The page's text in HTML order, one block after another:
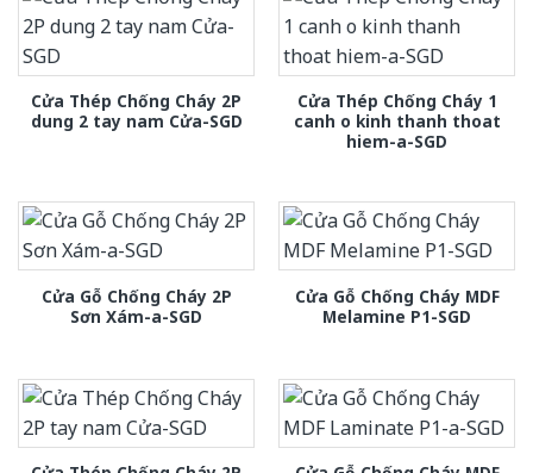
Cửa Thép Chống Cháy 2P
dung 2 tay nam Cửa-SGD
Cửa Thép Chống Cháy 1
canh o kinh thanh thoat
hiem-a-SGD
Cửa Gỗ Chống Cháy 2P
Sơn Xám-a-SGD
Cửa Gỗ Chống Cháy MDF
Melamine P1-SGD